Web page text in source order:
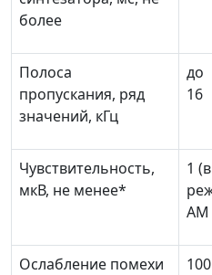
более
Полоса
пропускания, ряд
значений, кГц
до
16
Чувствительность,
мкВ, не менее*
1 (в
Ослабление помехи
100